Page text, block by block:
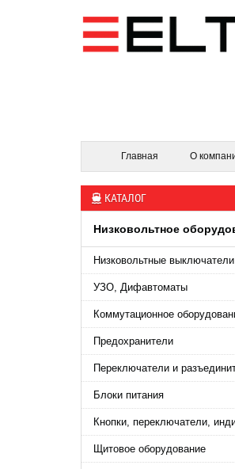
Главная О
КАТАЛОГ
Низковольтное
Низковольтные выключатели
УЗО, Дифавтоматы
Коммутационное
Предохранители
Переключатели и
Блоки питания
Кнопки, переключатели,
Щитовое оборудование